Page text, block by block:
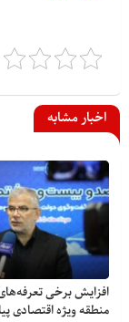
اخبار مشابه
افزایش برخی
منطقه ویژه اقتصادی